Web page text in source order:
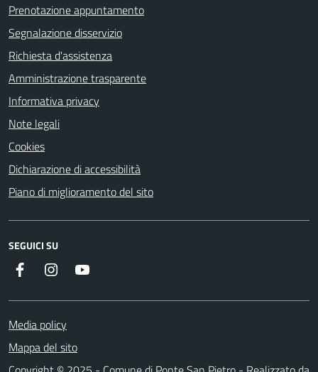
Prenotazione appuntamento
Segnalazione disservizio
Richiesta d'assistenza
Amministrazione trasparente
Informativa privacy
Note legali
Cookies
Dichiarazione di accessibilità
Piano di miglioramento del sito
SEGUICI SU
Facebook Instagram
Media policy
Mappa del sito